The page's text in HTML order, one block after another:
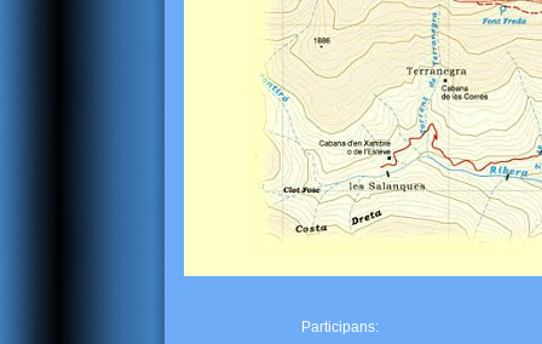
Participans: